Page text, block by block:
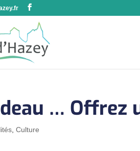
… Offrez
,Culture